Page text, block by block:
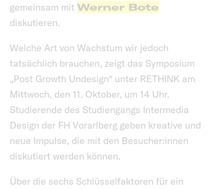
gemeinsam mit Werner Bote
diskutieren.
Welche Art von Wachstum wir jedoch
tatsächlich brauchen, zeigt das Symposium
„Post Growth Undesign“ unter RETHINK am
Mittwoch, den 11. Oktober, um 14 Uhr.
Studierende des Studiengangs Intermedia
Design der FH Vorarlberg geben kreative und
neue Impulse, die mit den Besucher:innen
diskutiert werden können.
Über die sechs Schlüsselfaktoren für ein